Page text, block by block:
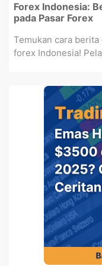
Forex Indonesia:
pada Pasar Forex
Temukan cara
forex Indonesia!